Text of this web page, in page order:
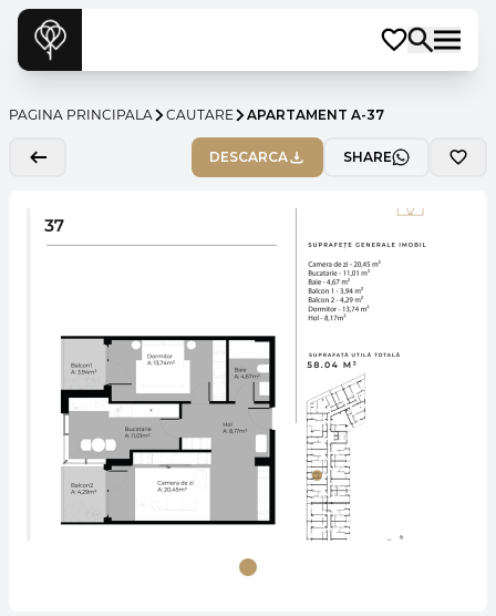
PAGINA PRINCIPALA CAUTARE APARTAMENT A-37
DESCARCA SHARE